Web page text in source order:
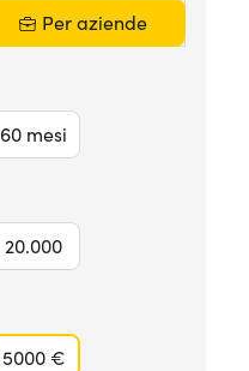
Per aziende
60 mesi
20.000
5000 €